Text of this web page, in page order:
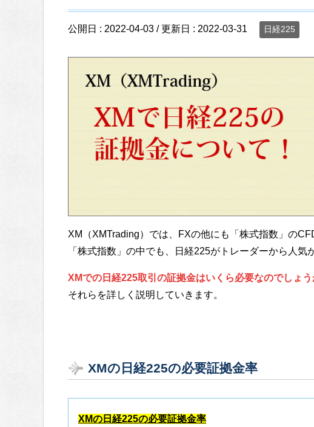
公開日 : 2022-04-03 / 更新日 : 2022-03-31 日経225
XM（XMTrading）では、FXの他にも「株式指数」の
「株式指数」の中でも、日経225がトレーダーから人気
XMでの日経225取引の証拠金はいくら必要なのでしょう
それらを詳しく説明していきます。
XMの日経225の必要証拠金率
XMの日経225の必要証拠金率